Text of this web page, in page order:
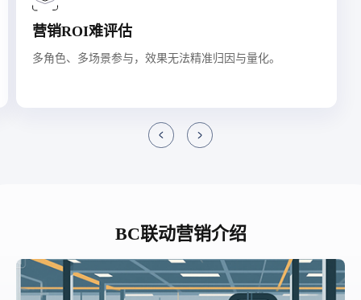
营销ROI难评估
多角色、多场景参与，效果无法精准归因与量化。
BC联动营销介绍